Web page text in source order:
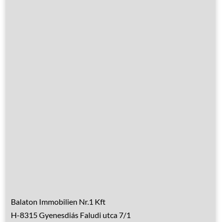
Balaton Immobilien Nr.1 Kft
H-8315 Gyenesdiás Faludi utca 7/1